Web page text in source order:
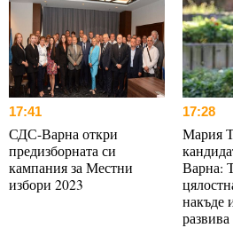
17:41
СДС-Варна откри
предизборната си
кампания за Местни
избори 2023
17:28
Мария
Варна:
накъде
развива